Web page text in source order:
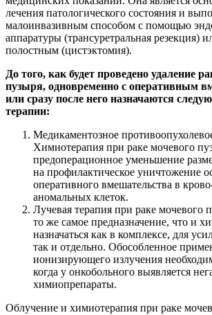
лечения патологического состояния и
малоинвазивным способом с помощью
аппаратуры (трансуретральная резекция)
полостным (цистэктомия).
До того, как будет проведено удаление
пузыря, одновременно с оперативным
или сразу после него назначаются
терапии:
Медикаментозное
Химиотерапия при раке мочевого
предоперационное уменьшение
на профилактическое уничтожение
оперативного вмешательства в
аномальных клеток.
Лучевая терапия при раке мочевого
то же самое предназначение, что и
назначаться как в комплексе, для
так и отдельно. Обособленное
ионизирующего излучения
когда у онкобольного выявляется
химиопрепараты.
Облучение и химиотерапия при раке